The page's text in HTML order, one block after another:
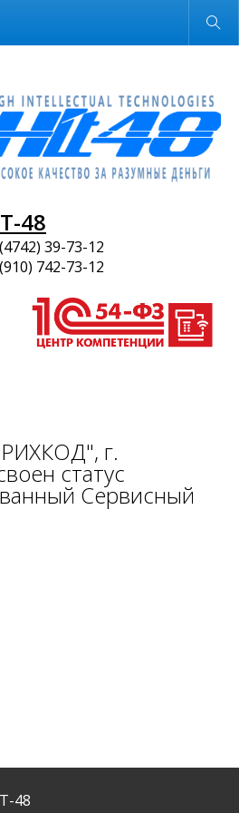
Обычная версия
48
39-73-12
742-73-12
г.
статус
Сервисный
48